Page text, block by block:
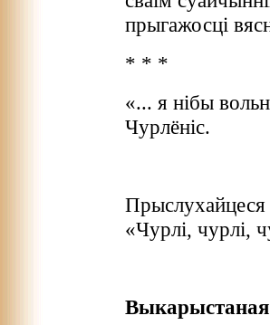
прыгажосці
* * *
«... я нібы
Чурлёніс.
«Чурлі, чурлі,
Выкарыстаная